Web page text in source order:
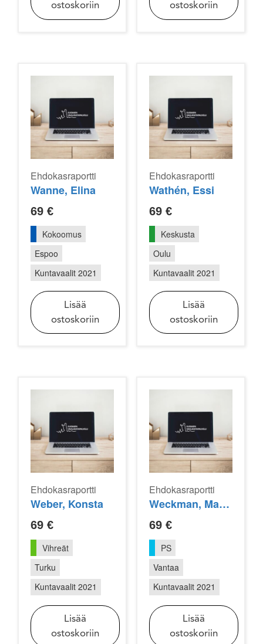
ostoskoriin
ostoskoriin
Ehdokasraportti
Wanne, Elina
69 €
Kokoomus
Espoo
Kuntavaalit 2021
Lisää
ostoskoriin
Ehdokasraportti
Wathén, Essi
69 €
Keskusta
Oulu
Kuntavaalit 2021
Lisää
ostoskoriin
Ehdokasraportti
Weber, Konsta
69 €
Vihreät
Turku
Kuntavaalit 2021
Lisää
ostoskoriin
Ehdokasraportti
Weckman, Markku
69 €
PS
Vantaa
Kuntavaalit 2021
Lisää
ostoskoriin